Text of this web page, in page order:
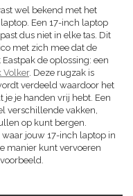
wel bekend met het
Een 17-inch laptop
dus niet in elke tas. Dit
met zich mee dat de
de oplossing: een
Volker. Deze rugzak is
verdeeld waardoor het
je je handen vrij hebt. Een
verschillende vakken,
op kunt bergen.
jouw 17-inch laptop in
manier kunt vervoeren